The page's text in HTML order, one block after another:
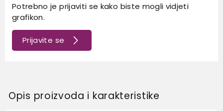
Potrebno je prijaviti se kako biste mogli vidjeti
grafikon.
Prijavite se
Opis proizvoda i karakteristike